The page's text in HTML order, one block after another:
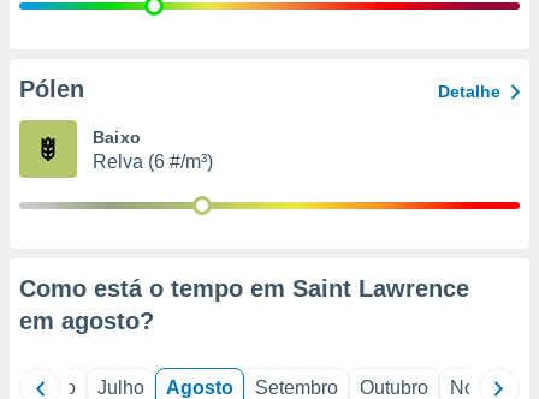
e
de
Pólen Detalhe
Baixo
Relva (6 #/m³)
Como está o tempo em Saint Lawrence
em agosto?
Junho Julho Agosto Setembro Outubro Novembro